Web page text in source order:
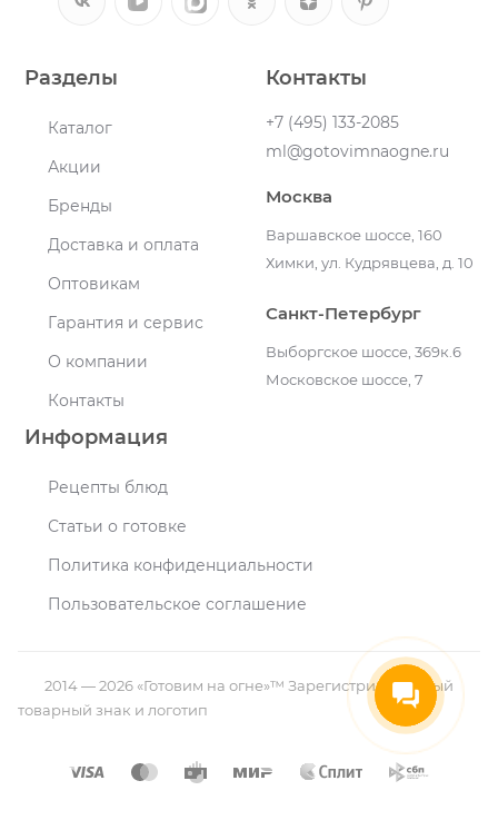
Разделы
Каталог
Акции
Бренды
Доставка и оплата
Оптовикам
Гарантия и сервис
О компании
Контакты
Информация
Рецепты блюд
Статьи о готовке
Политика конфиденциальности
Пользовательское соглашение
Контакты
+7 (495) 133-2085
ml@gotovimnaogne.ru
Москва
Варшавское шоссе, 160
Химки, ул. Кудрявцева, д. 10
Санкт-Петербург
Выборгское шоссе, 369к.6
Московское шоссе, 7
2014 — 2026 «Готовим на огне»™ Зарегистрированный
товарный знак и логотип